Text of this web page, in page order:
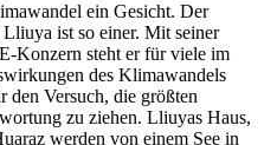
ein Gesicht. Der
ist so einer. Mit seiner
Konzern steht er für viele im
des Klimawandels
den Versuch, die größten
zu ziehen. Lliuyas Haus,
werden von einem See in